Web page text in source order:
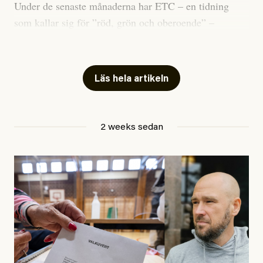
Under de senaste månaderna har ETC – en tidning
som kallar sig för ”röd, grön och oberoende” –
skriver för? Vad betyder det att vara en ”röd, grön och
oberoende” tidning? Och vad är egentligen bra
utpekas som israelisk infiltratör”. Enligt ingressen
handlar artikeln om en person vars ”bakgrund skapar
splittring och oro i rörelsen”. Problemet är att artikeln
skapar betydligt mer oro i palestinarörelsen – och den
oberoende vänstern – än den porträtterade personen
eller dess bakgrund.
Läs hela artikeln
2 weeks sedan